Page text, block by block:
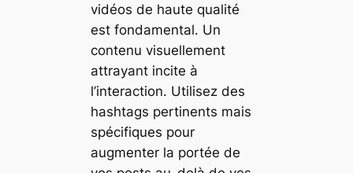
vidéos de haute qualité
est fondamental. Un
contenu visuellement
attrayant incite à
l’interaction. Utilisez des
hashtags pertinents mais
spécifiques pour
augmenter la portée de